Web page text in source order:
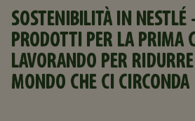
SOSTENIBILITÀ IN
PRODOTTI PER LA PRIMA
LAVORANDO PER
MONDO CHE CI CIRCONDA